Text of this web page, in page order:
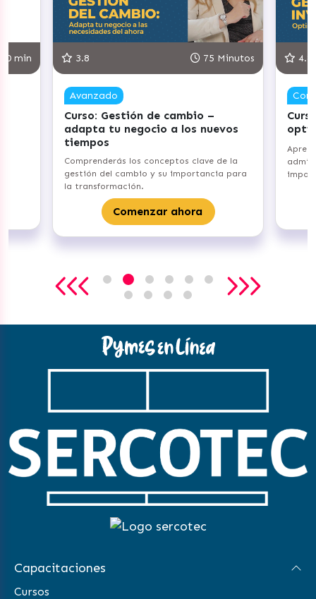
min 3.8 75 Minutos
Avanzado
Curso: Gestión de cambio –
adapta tu negocio a los nuevos
tiempos
Comprenderás los conceptos clave de la
gestión del cambio y su importancia para
la transformación.
Comenzar ahora
4.8
Capacitaciones
Cursos